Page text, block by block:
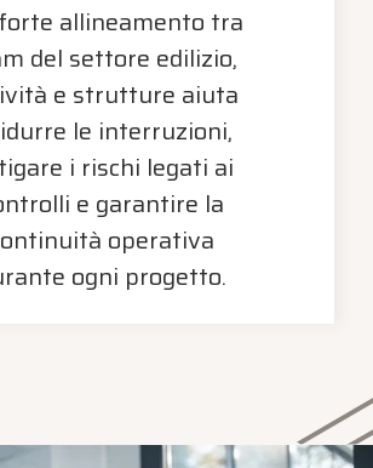
allineamento tra
del settore edilizio,
e strutture aiuta
le interruzioni,
i rischi legati ai
e garantire la
operativa
ogni progetto.